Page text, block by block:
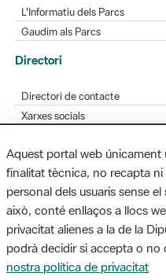
Directori de contacte
Xarxes socials
Bústia de suggeriments
Opineu sobre els parcs
MAPA WEB AVÍS LEGAL
Diputació de Barcelona. Edifici
Barcelona. Tel. 934 022 428 /
Aquest portal web únicament
finalitat tècnica, no recapta
personal dels usuaris sense
això, conté enllaços a llocs
privacitat alienes a la de la
podrà decidir si accepta o no
nostra política de privacitat